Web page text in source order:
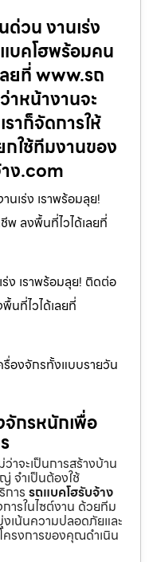
วน งานเร่ง
บคโฮพร้อมคน
ยที่ www.รถ
หน้างานจะ
าก็จัดการให้
ใช้ทีมงานของ
ง.com
เร่ง เราพร้อมลุย!
ลงพื้นที่ไวได้เลยที่
ง เราพร้อมลุย! ติดต่อ
นที่ไวได้เลยที่
รื่องจักรทั้งแบบรายวัน
จักรหนักเพื่อ
าจะเป็นการสร้างบ้าน
จำเป็นต้องใช้
าร รถแบคโฮรับจ้าง
ารในไซต์งาน ด้วยทีม
เน้นความปลอดภัยและ
ครงการของคุณดำเนิน